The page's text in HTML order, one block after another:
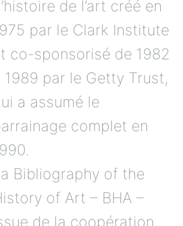
de l’art créé en
par le Clark Institute
co-sponsorisé de 1982
1989 par le Getty Trust,
a assumé le
complet en
Bibliography of the
of Art – BHA –
de la coopération